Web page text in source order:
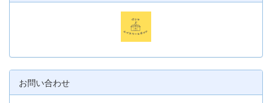
お問い合わせ